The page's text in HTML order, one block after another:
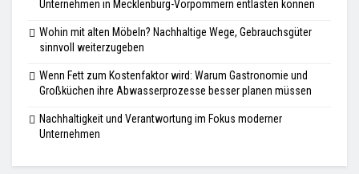
Unternehmen in Mecklenburg-Vorpommern entlasten können
Wohin mit alten Möbeln? Nachhaltige Wege, Gebrauchsgüter
sinnvoll weiterzugeben
Wenn Fett zum Kostenfaktor wird: Warum Gastronomie und
Großküchen ihre Abwasserprozesse besser planen müssen
Nachhaltigkeit und Verantwortung im Fokus moderner
Unternehmen